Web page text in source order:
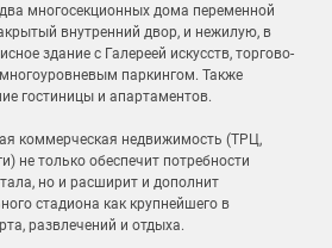
многосекционных дома переменной
внутренний двор, и нежилую, в
здание с Галереей искусств, торгово-
паркингом. Также
гостиницы и апартаментов.
коммерческая недвижимость (ТРЦ,
не только обеспечит потребности
но и расширит и дополнит
стадиона как крупнейшего в
развлечений и отдыха.